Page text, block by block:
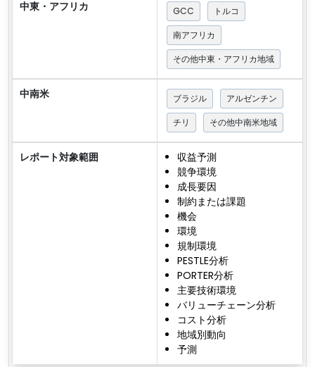
中東・アフリカ GCC
トルコ
南アフリカ
その他中東・アフリカ地域
中南米 ブラジル
アルゼンチン
チリ
その他中南米地域
レポート対象範囲
収益予測
競争環境
成長要因
制約または課題
機会
環境
規制環境
PESTLE分析
PORTER分析
主要技術環境
バリューチェーン分析
コスト分析
地域別動向
予測